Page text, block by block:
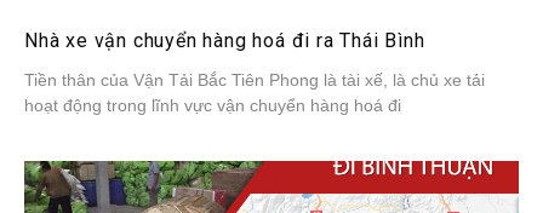
Nhà xe vận chuyển hàng hoá đi ra Thái Bình
Tiền thân của Vận Tải Bắc Tiên Phong là tài xế, là chủ xe tải
hoạt động trong lĩnh vực vận chuyển hàng hoá đi